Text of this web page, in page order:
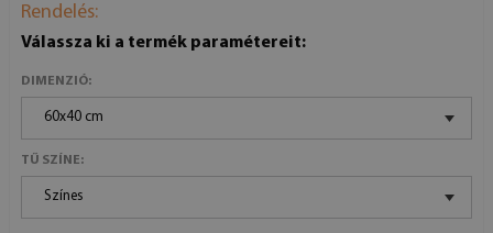
Rendelés:
Válassza ki a termék paramétereit:
DIMENZIÓ:
60x40 cm
TŰ SZÍNE:
Színes